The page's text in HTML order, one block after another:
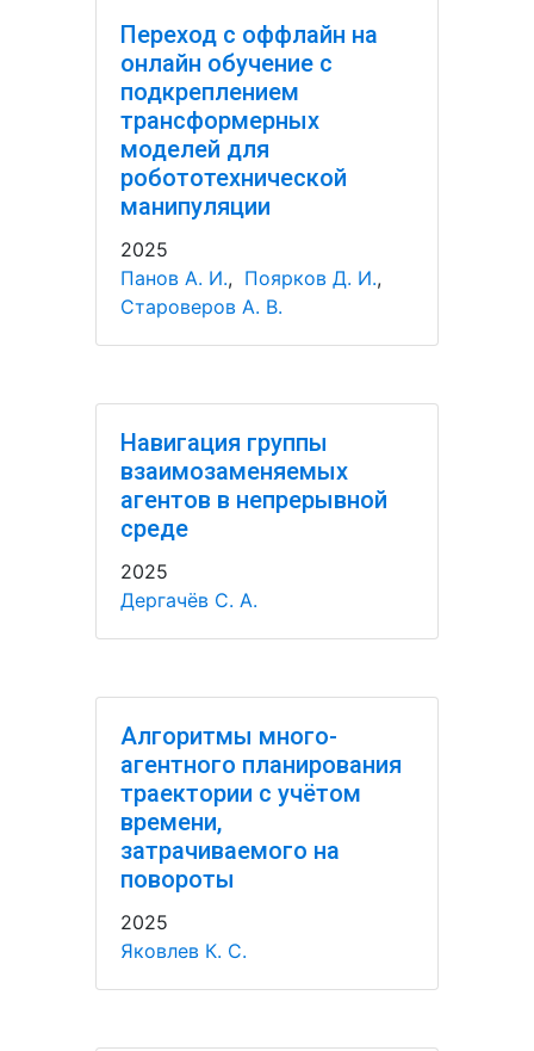
Переход с оффлайн на
онлайн обучение с
подкреплением
трансформерных
моделей для
робототехнической
манипуляции
2025
Панов А. И., Поярков Д. И.,
Староверов А. В.
Навигация группы
взаимозаменяемых
агентов в непрерывной
среде
2025
Дергачёв С. А.
Алгоритмы много-
агентного планирования
траектории с учётом
времени,
затрачиваемого на
повороты
2025
Яковлев К. С.